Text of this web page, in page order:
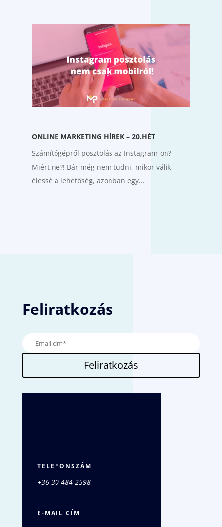
ONLINE MARKETING HÍREK – 20.HÉT
Számítógépről posztolás az Instagram-on?
Miért ne?! Bár még nem tudni, mikor válik
élessé a lehetőség, azonban egy...
Feliratkozás
Feliratkozás
TELEFONSZÁM
+36 30 484 2598
E-MAIL CÍM